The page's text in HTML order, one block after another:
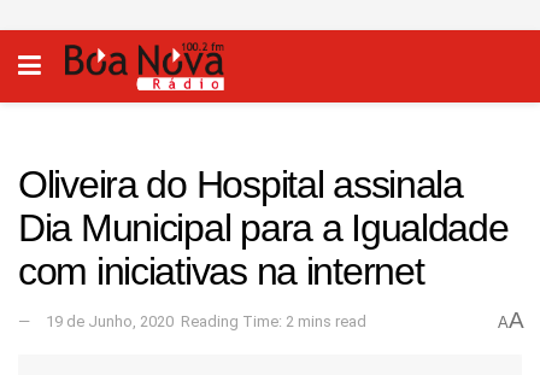
Oliveira do Hospital assinala
Dia Municipal para a Igualdade
com iniciativas na internet
19 de Junho, 2020 Reading Time: 2 mins read AA